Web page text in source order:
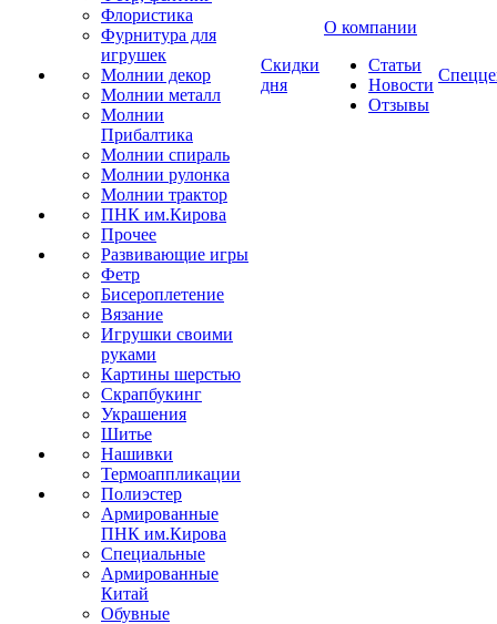
Флористика
Фурнитура для
игрушек
Молнии декор
Молнии металл
Молнии
Прибалтика
Молнии спираль
Молнии рулонка
Молнии трактор
ПНК им.Кирова
Прочее
Развивающие игры
Фетр
Бисероплетение
Вязание
Игрушки своими
руками
Картины шерстью
Скрапбукинг
Украшения
Шитье
Нашивки
Термоаппликации
Полиэстер
Армированные
ПНК им.Кирова
Специальные
Армированные
Китай
Обувные
Скидки
дня
О компании
Статьи
Новости
Отзывы